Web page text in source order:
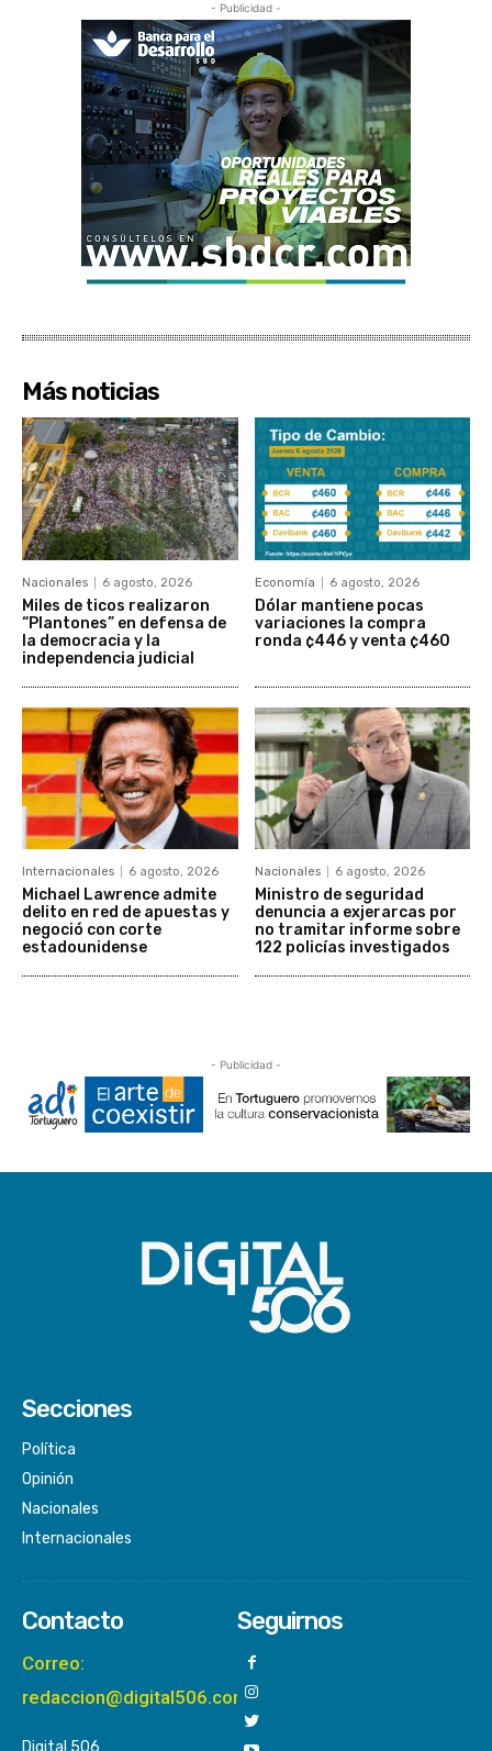
- Publicidad -
Más noticias
Nacionales 6 agosto, 2026
Miles de ticos realizaron
“Plantones” en defensa de
la democracia y la
independencia judicial
Economía 6 agosto, 2026
Dólar mantiene pocas
variaciones la compra
ronda ¢446 y venta ¢460
Internacionales 6 agosto, 2026
Michael Lawrence admite
delito en red de apuestas y
negoció con corte
estadounidense
Nacionales 6 agosto, 2026
Ministro de seguridad
denuncia a exjerarcas por
no tramitar informe sobre
122 policías investigados
- Publicidad -
Secciones
Política
Opinión
Nacionales
Internacionales
Contacto
Correo:
redaccion@digital506.com
Digital 506
Seguirnos